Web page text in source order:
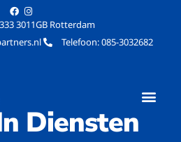
3011GB Rotterdam
Telefoon: 085-3032682
Diensten